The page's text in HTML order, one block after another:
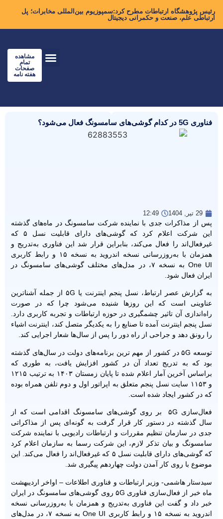
رئیس پژوهشگاه ارتباطات مطرح کرد:سمپوزیوم بین‌المللی مخابرات؛ پل
ارتباطی علم، صنعت و حکمرانی دیجیتال
مشاهده
تمام
صفحات
هفته نامه
فناوری 5G در کدام گوشی‌های سامسونگ فعال می‌شود؟
29 تیر, 1404 12:49
پس از مذاکرات جدی با نماینده شرکت سامسونگ در ماه‌های گذشته
این شرکت اعلام کرد که گوشی‌های دارای قابلیت نسل ۵ که
غیرفعال‌اند را فعال می‌کند، بنابراین قرار شد این فناوری به‌تدریج و
همزمان با به‌روزرسانی نسخه اندروید به نسخه ۱۵ و رابط کاربری
One UI به نسخه ۷، در مدل‌های مختلف گوشی‌های سامسونگ در
ایران فعال شود.
به گزارش عصر ارتباط، نسل پنجم اینترنت یا ۵G از جمله آشناترین
عناوینی است که این روزها شنیده می‌شود چرا که در صورت
راه‌اندازی آن تاثیر چشمگیری در حوزه ارتباطات و تجربه کاربری دارد.
نسل پنجم اینترنت آمده تا صنایع را به یکدیگر متصل کند، اینترنت اشیاء
را رونق دهد و جراحی از راه دور را پس از سال‌ها شعار اجرایی کند.
توسعه ۵G در کشور از مهم ترین برنامه‌های دولت در سال‌های گذشته
بود که به تدریج تعداد آن در کشور افزایش یافت، به طوری که
براساس آخرین آمار اعلام شده تا پایان زمستان ۱۴۰۳ به ترتیب ۱۲۱۵
و ۱۱۵۳ سایت نسل پنجم متعلق به اپراتور اول و دوم تلفن همراه بوده
که در کشور ایجاد شده است.
فعال‌سازی ۵G بر روی گوشی‌های سامسونگ اقدامی است که از
سال گذشته در دستور کار قرار گرفت به گونه‌ای پس از مذاکراتی
جدی در سازمان تنظیم مقررات و ارتباطات رادیویی با نماینده شرکت
سامسونگ و بیان تذکر لازم، این شرکت رسما به سازمان اعلام کرد
که گوشی‌های دارای قابلیت نسل ۵ که غیرفعال‌اند را فعال می‌کند. این
موضوع با روی کار آمدن دولت چهاردهم پیگیری شد.
سیدستار هاشمی- وزیر ارتباطات و فناوری اطلاعات – اواخر اردیبهشت
ماه خبر از فعال‌سازی فناوری ۵G روی گوشی‌های سامسونگ در ایران
خبر داد و گفت این فناوری به‌تدریج و همزمان با به‌روزرسانی نسخه
اندروید به نسخه ۱۵ و رابط کاربری One UI به نسخه ۷، در مدل‌های